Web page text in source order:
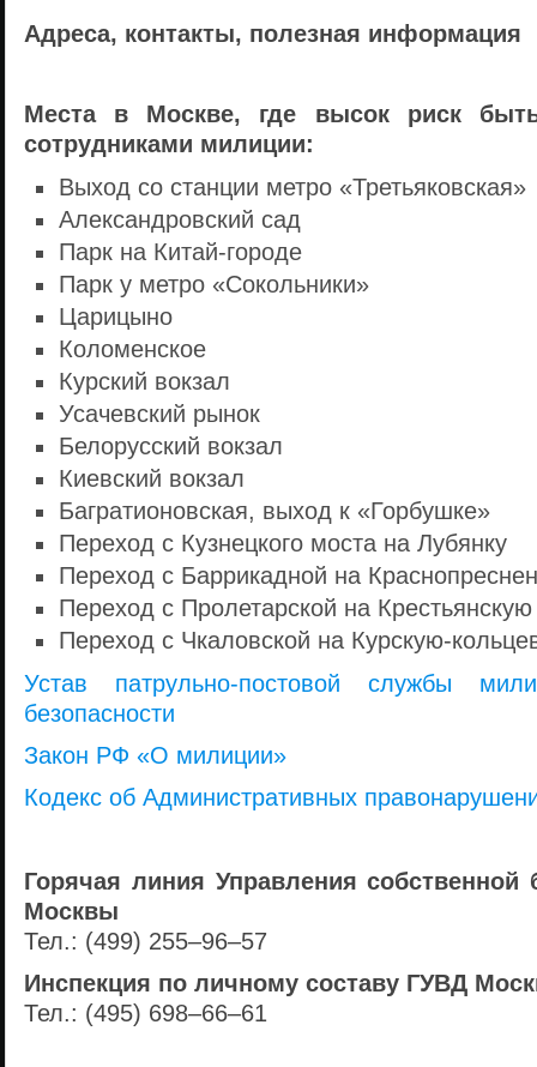
Адреса, контакты, полезная информация
Места в Москве, где высок риск
сотрудниками милиции:
Выход со станции метро «Третьяковская»
Александровский сад
Парк на Китай-городе
Парк у метро «Сокольники»
Царицыно
Коломенское
Курский вокзал
Усачевский рынок
Белорусский вокзал
Киевский вокзал
Багратионовская, выход к «Горбушке»
Переход с Кузнецкого моста на Лубянку
Переход с Баррикадной на
Переход с Пролетарской на Крестьянскую
Переход с Чкаловской на Курскую-
Устав патрульно-постовой службы
безопасности
Закон РФ «О милиции»
Кодекс об Административных
Горячая линия Управления собственной
Москвы
Тел.: (499) 255–96–57
Инспекция по личному составу ГУВД
Тел.: (495) 698–66–61